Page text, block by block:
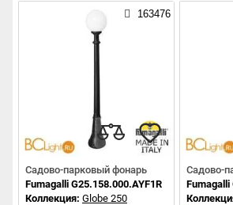
163476
Садово-парковый фонарь
Fumagalli G25.158.000.AYF1R
Коллекция: Globe 250
Садово-
Fumagalli